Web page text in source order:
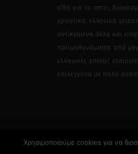
είδη για το σπίτι,
χρηστικά, ελληνικά
αντικείμενα αλλά και
προμηθευόμαστε από
ελληνικές επίσης
επιλεγμένα με πολύ
Χρησιμοποιούμε cookies για να